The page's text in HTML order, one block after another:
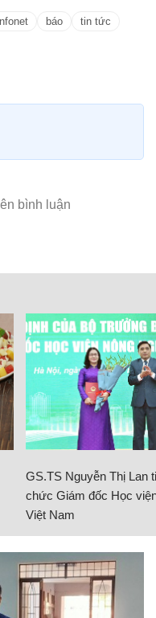
báo
tin tức
GS.TS Nguyễn Thị Lan
chức Giám đốc Học
Việt Nam